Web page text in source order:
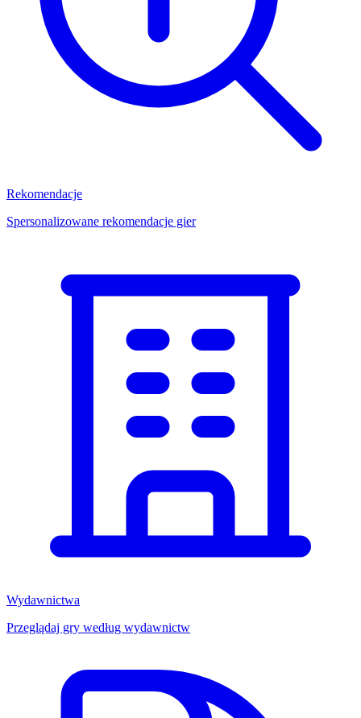
Rekomendacje
Spersonalizowane rekomendacje gier
Wydawnictwa
Przeglądaj gry według wydawnictw